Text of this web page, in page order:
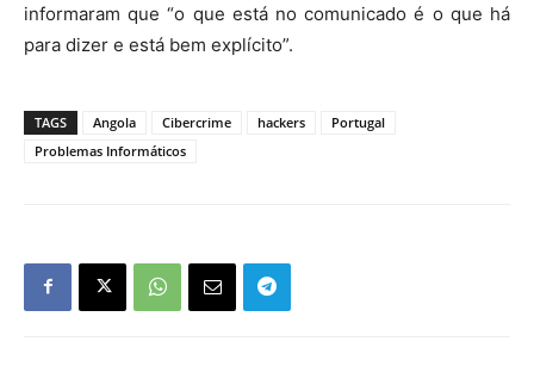
informaram que “o que está no comunicado é o que há
para dizer e está bem explícito”.
TAGS Angola Cibercrime hackers
Portugal
Problemas Informáticos